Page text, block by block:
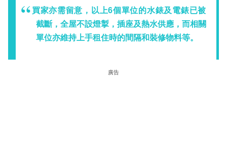
買家亦需留意，以上6個單位的水錶及電錶已被
截斷，全屋不設燈掣，插座及熱水供應，而相關
單位亦維持上手租住時的間隔和裝修物料等。
廣告